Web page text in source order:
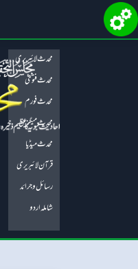
محدث لائبریری
محدث فتویٰ
محدث فورم
محدث میگزین
محدث میڈیا
قرآن لائبریری
رسائل و جرائد
شاملہ اردو